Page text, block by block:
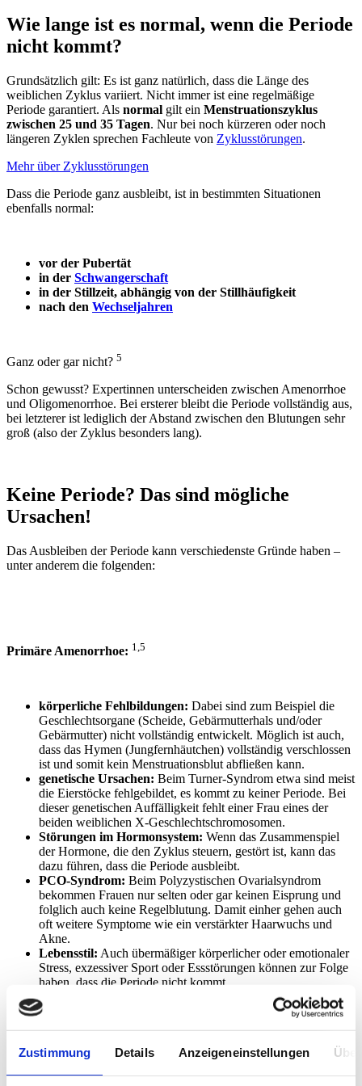
Zustimmung Details Anzeigeneinstellungen
Wie lange ist es normal, wenn die Periode
nicht kommt?
Grundsätzlich gilt: Es ist ganz natürlich, dass die Länge des
weiblichen Zyklus variiert. Nicht immer ist eine regelmäßige
Periode garantiert. Als normal gilt ein Menstruationszyklus
zwischen 25 und 35 Tagen. Nur bei noch kürzeren oder noch
längeren Zyklen sprechen Fachleute von Zyklusstörungen.
Mehr über Zyklusstörungen
Dass die Periode ganz ausbleibt, ist in bestimmten Situationen
ebenfalls normal:
vor der Pubertät
in der Schwangerschaft
in der Stillzeit, abhängig von der Stillhäufigkeit
nach den Wechseljahren
Ganz oder gar nicht? 5
Schon gewusst? Expertinnen unterscheiden zwischen Amenorrhoe
und Oligomenorrhoe. Bei erstererbleibt die Periode vollständig aus,
bei letzterer ist lediglich der Abstand zwischen den Blutungen sehr
groß (also der Zyklus besonders lang).
Keine Periode? Das sind mögliche
Ursachen!
Das Ausbleiben der Periode kann verschiedenste Gründe haben –
unter anderem die folgenden:
Primäre Amenorrhoe: 1,5
körperliche Fehlbildungen: Dabei sind zum Beispiel die
Geschlechtsorgane (Scheide, Gebärmutterhals und/oder
Gebärmutter) nicht vollständig entwickelt. Möglich ist auch,
dass das Hymen (Jungfernhäutchen) vollständig verschlossen
ist und somit kein Menstruationsblut abfließen kann.
genetische Ursachen: Beim Turner-Syndrom etwa sind meist
die Eierstöcke fehlgebildet, es kommt zu keiner Periode. Bei
dieser genetischen Auffälligkeit fehlt einer Frau eines der
beiden weiblichen X-Geschlechtschromosomen.
Störungen im Hormonsystem: Wenn das Zusammenspiel
der Hormone, die den Zyklus steuern, gestört ist, kann das
dazu führen, dass die Periode ausbleibt.
PCO-Syndrom: Beim Polyzystischen Ovarialsyndrom
bekommen Frauen nur selten oder gar keinen Eisprung und
folglich auch keine Regelblutung. Damit einher gehen auch
oft weitere Symptome wie ein verstärkter Haarwuchs und
Akne.
Lebensstil: Auch übermäßiger körperlicher oder emotionaler
Stress, exzessiver Sport oder Essstörungen können zur Folge
haben, dass die Periode nicht kommt.